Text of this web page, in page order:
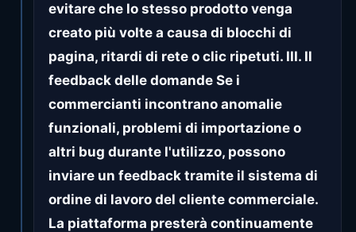
evitare che lo stesso prodotto venga
creato più volte a causa di blocchi di
pagina, ritardi di rete o clic ripetuti. III. Il
feedback delle domande Se i
commercianti incontrano anomalie
funzionali, problemi di importazione o
altri bug durante l'utilizzo, possono
inviare un feedback tramite il sistema di
ordine di lavoro del cliente commerciale.
La piattaforma presterà continuamente